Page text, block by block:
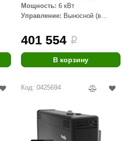
Мощность: 6 кВт
Управление: Выносной (в
401 554 i
В корзину
Код: 0425694